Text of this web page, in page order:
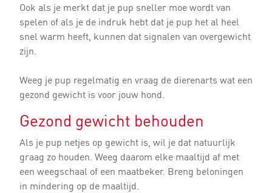
Ook als je merkt dat je pup sneller moe wordt van
spelen of als je de indruk hebt dat je pup het al heel
snel warm heeft, kunnen dat signalen van overgewicht
zijn.
Weeg je pup regelmatig en vraag de dierenarts wat een
gezond gewicht is voor jouw hond.
Gezond gewicht behouden
Als je pup netjes op gewicht is, wil je dat natuurlijk
graag zo houden. Weeg daarom elke maaltijd af met
een weegschaal of een maatbeker. Breng beloningen
in mindering op de maaltijd.